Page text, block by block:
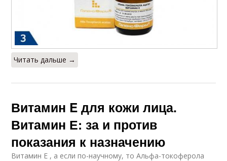
Читать дальше →
Витамин E для кожи лица.
Витамин Е: за и против
показания к назначению
Витамин Е , а если по-научному, то Альфа-токоферола